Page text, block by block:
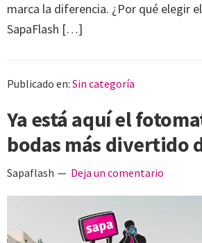
marca la diferencia. ¿Por qué elegir
SapaFlash […]
Publicado en: Sin categoría
Ya está aquí el
bodas más divertido
Sapaflash Deja un comentario